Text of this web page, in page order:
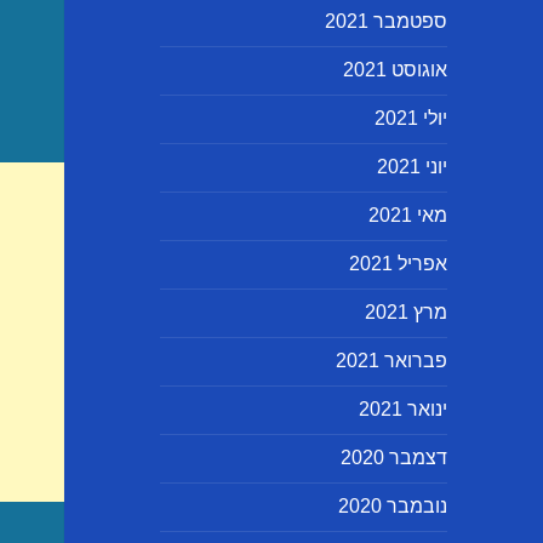
ספטמבר 2021
אוגוסט 2021
יולי 2021
יוני 2021
מאי 2021
אפריל 2021
מרץ 2021
פברואר 2021
ינואר 2021
דצמבר 2020
נובמבר 2020